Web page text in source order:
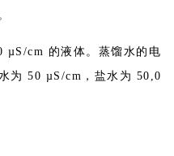
µS/cm 的液体。蒸馏水的电
为 50 µS/cm，盐水为 50,0